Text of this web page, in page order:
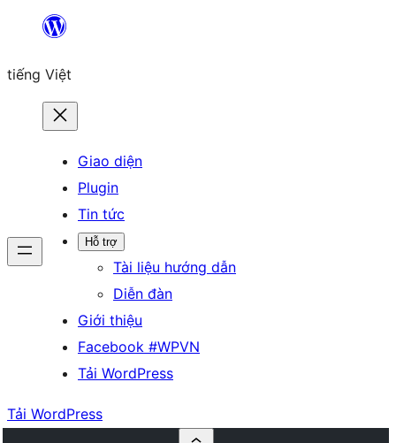
Chuyển
phần
tiếng Việt
Giao diện
Plugin
Tin tức
Hỗ trợ
Tài liệu hướng dẫn
Diễn đàn
Giới thiệu
Facebook #WPVN
Tải WordPress
Tải WordPress